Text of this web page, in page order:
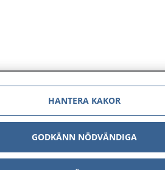
HANTERA KAKOR
GODKÄNN NÖDVÄNDIGA